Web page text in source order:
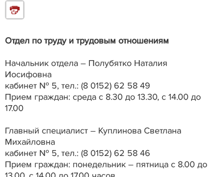
Отдел по труду и трудовым отношениям
Начальник отдела – Полубятко Наталия
Иосифовна
кабинет № 5, тел.: (8 0152) 62 58 49
Прием граждан: среда с 8.30 до 13.30, с 14.00 до
17.00
Главный специалист – Куплинова Светлана
Михайловна
кабинет № 5, тел.: (8 0152) 62 58 46
Прием граждан: понедельник – пятница с 8.00 до